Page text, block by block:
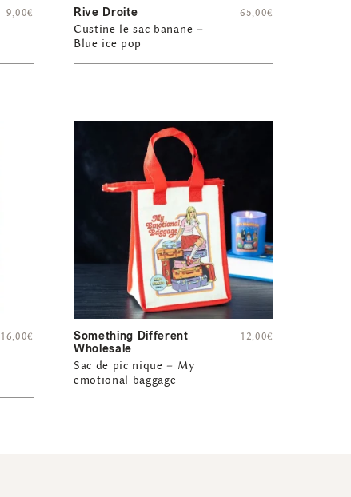
9,00€ Rive Droite
Custine le sac banane –
Blue ice pop
65,00€
16,00€
Something Different
Wholesale
Sac de pic nique – My
emotional baggage
12,00€